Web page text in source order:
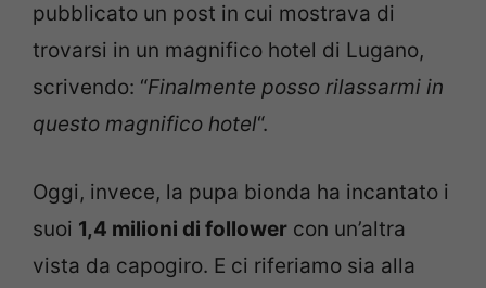
pubblicato un post in cui mostrava di
trovarsi in un magnifico hotel di Lugano,
scrivendo: “Finalmente posso rilassarmi in
questo magnifico hotel“.
Oggi, invece, la pupa bionda ha incantato i
suoi 1,4 milioni di follower con un’altra
vista da capogiro. E ci riferiamo sia alla